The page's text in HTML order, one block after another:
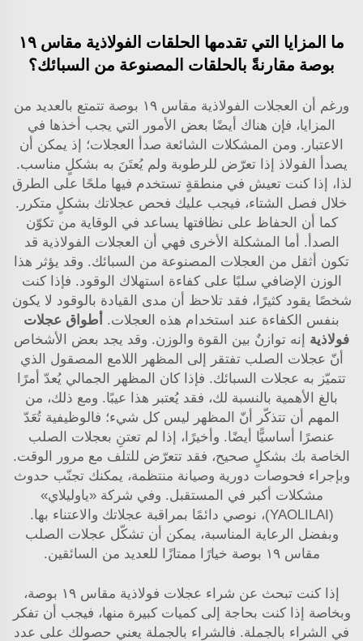
ما المزايا التي تقدمها الحلقات الفولاذية مقاس ١٩
بوصة مقارنةً بالحلقات المصنوعة من السبائك؟
ورغم أن العجلات الفولاذية مقاس ١٩ بوصة تتمتع بالعديد من
المزايا، فإن هناك أيضًا بعض الأمور التي يجب أخذها في
الاعتبار. ومن المشكلات الشائعة صدأ العجلات؛ إذ يمكن أن
يصدأ الفولاذ إذا تعرّض للرطوبة ولم يُعتَنَ به بشكلٍ مناسب.
لذا، إذا كنت تعيش في منطقةٍ تستخدم فيها ملحًا على الطرق
خلال فصل الشتاء، فيجب عليك فحص عجلاتك بشكلٍ متكرر.
كما أن الحفاظ على نظافتها يساعد في الوقاية من تكوّن
الصدأ. أما المشكلة الأخرى فهي أن العجلات الفولاذية قد
تكون أثقل من العجلات المصنوعة من السبائك. وقد يؤثر هذا
الوزن الإضافي سلبًا على كفاءة استهلاك الوقود. فإذا كنت
شخصًا يقود كثيرًا، فقد تلاحظ أن مدى القيادة بالوقود لا يكون
بنفس الكفاءة عند استخدام هذه العجلات. أطواق عجلات
فولاذية إنه توازنٌ بين القوة والوزن. وقد يجد بعض الأشخاص
أنّ عجلات الصلب تفتقر إلى المظهر اللامع المصقول الذي
تتميّز به عجلات السبائك. فإذا كان المظهر الجمالي يُعدّ أمرًا
بالغ الأهمية بالنسبة لك، فقد يُعتبر هذا عيبًا. ومع ذلك، من
المهم أن تتذكّر أنّ المظهر ليس كل شيء؛ فالوظيفية تُعَدّ
عنصرًا أساسيًّا أيضًا. وأخيرًا، إذا لم تعتنِ بعجلات الصلب
الخاصة بك بشكلٍ صحيح، فقد تتعرّض للتلف مع مرور الوقت.
وبإجراء فحوصات دورية وصيانة منتظمة، يمكنك تجنّب حدوث
مشكلات أكبر في المستقبل. وفي شركة «ياوليلاي»
(YAOLILAI)، نوصي دائمًا بمراقبة عجلاتك والاعتناء بها.
وبفضل الرعاية المناسبة، يمكن أن تشكّل عجلات الصلب
مقاس ١٩ بوصة خيارًا ممتازًا للعديد من السائقين.
إذا كنت تبحث عن شراء عجلات فولاذية مقاس ١٩ بوصة،
وبخاصة إذا كنت بحاجة إلى كميات كبيرة منها، فيجب أن تفكر
في الشراء بالجملة. فالشراء بالجملة يعني حصولك على عدد